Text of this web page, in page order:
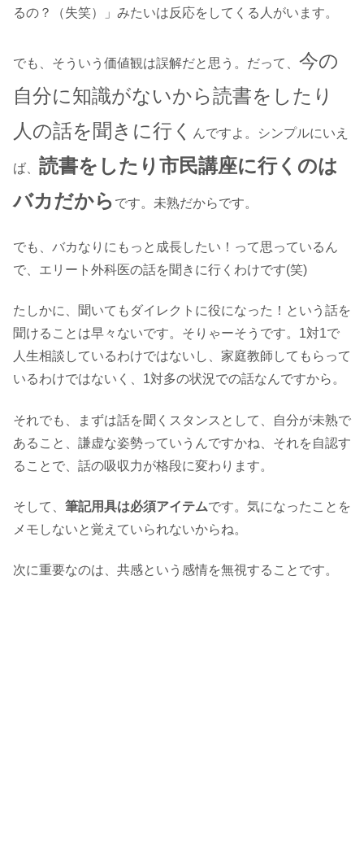
るの？（失笑）」みたいは反応をしてくる人がいます。
でも、そういう価値観は誤解だと思う。だって、 今の
自分に知識がないから読書をしたり
人の話を聞きに行く
んですよ。シンプルにいえ
ば、 読書をしたり市民講座に行くのは
バカだから です。未熟だからです。
でも、バカなりにもっと成長したい！って思っているん
で、エリート外科医の話を聞きに行くわけです(笑)
たしかに、聞いてもダイレクトに役になった！という話を
聞けることは早々ないです。そりゃーそうです。1対1で
人生相談しているわけではないし、家庭教師してもらって
いるわけではないく、1対多の状況での話なんですから。
それでも、まずは話を聞くスタンスとして、自分が未熟で
あること、謙虚な姿勢っていうんですかね、それを自認す
ることで、話の吸収力が格段に変わります。
そして、 筆記用具は必須アイテムです。気になったことを
メモしないと覚えていられないからね。
次に重要なのは、共感という感情を無視することです。